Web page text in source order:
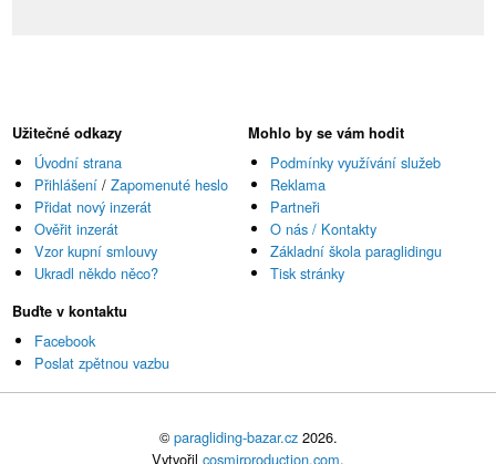
Užitečné odkazy
Úvodní strana
Přihlášení /Zapomenuté heslo
Přidat nový inzerát
Ověřit inzerát
Vzor kupní smlouvy
Ukradl někdo něco?
Mohlo by se vám hodit
Podmínky využívání služeb
Reklama
Partneři
O nás / Kontakty
Základní škola paraglidingu
Tisk stránky
Buďte v kontaktu
Facebook
Poslat zpětnou vazbu
©paragliding-bazar.cz2026.
Vytvořil cosmirproduction.com.